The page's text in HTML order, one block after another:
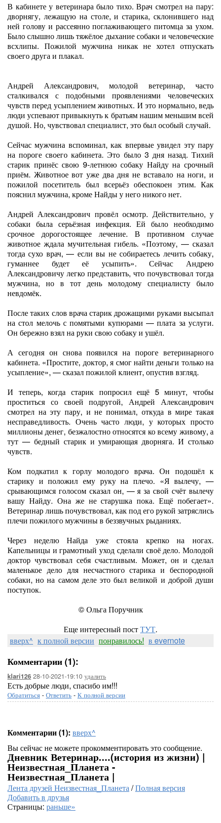
В кабинете у ветеринара было тихо. Врач смотрел на пару:
дворнягу, лежащую на столе, и старика, склонившего над
ней голову и рассеянно поглаживающего питомца за ухом.
Было слышно лишь тяжёлое дыхание собаки и человеческие
всхлипы. Пожилой мужчина никак не хотел отпускать
своего друга и плакал.
Андрей Александрович, молодой ветеринар, часто
сталкивался с подобными проявлениями человеческих
чувств перед усыплением животных. И это нормально, ведь
люди успевают привыкнуть к братьям нашим меньшим всей
душой. Но, чувствовал специалист, это был особый случай.
Сейчас мужчина вспоминал, как впервые увидел эту пару
на пороге своего кабинета. Это было 3 дня назад. Тихий
старик принёс свою 9-летнюю собаку Найду на срочный
приём. Животное вот уже два дня не вставало на ноги, и
пожилой посетитель был всерьёз обеспокоен этим. Как
пояснил мужчина, кроме Найды у него никого нет.
Андрей Александрович провёл осмотр. Действительно, у
собаки была серьёзная инфекция. Ей было необходимо
срочное дорогостоящее лечение. В противном случае
животное ждала мучительная гибель. «Поэтому, — сказал
тогда сухо врач, — если вы не собираетесь лечить собаку,
гуманнее будет её усыпить». Сейчас Андрею
Александровичу легко представить, что почувствовал тогда
мужчина, но в тот день молодому специалисту было
невдомёк.
После таких слов врача старик дрожащими руками высыпал
на стол мелочь с помятыми купюрами — плата за услуги.
Он бережно взял на руки свою собаку и ушёл.
А сегодня он снова появился на пороге ветеринарного
кабинета. «Простите, доктор, я смог найти деньги только на
усыпление», — сказал пожилой клиент, опустив взгляд.
И теперь, когда старик попросил ещё 5 минут, чтобы
проститься со своей подругой, Андрей Александрович
смотрел на эту пару, и не понимал, откуда в мире такая
несправедливость. Очень часто люди, у которых просто
миллионы денег, безжалостно относятся ко всему живому, а
тут — бедный старик и умирающая дворняга. И столько
чувств.
Ком подкатил к горлу молодого врача. Он подошёл к
старику и положил ему руку на плечо. «Я вылечу, —
срывающимся голосом сказал он, — я за свой счёт вылечу
вашу Найду. Она же не старушка пока. Ещё побегает».
Ветеринар лишь почувствовал, как под его рукой затряслись
плечи пожилого мужчины в беззвучных рыданиях.
Через неделю Найда уже стояла крепко на ногах.
Капельницы и грамотный уход сделали своё дело. Молодой
доктор чувствовал себя счастливым. Может, он и сделал
маленькое дело для несчастного старика и беспородной
собаки, но на самом деле это был великой и доброй души
поступок.
©️ Ольга Поручник
Еще интересный постТУТ.
вверх^ к полной версии понравилось! в evernote
Комментарии (1):
klari126 28-10-2021-19:10 удалить
Есть добрые люди, спасибо им!!!
Обратиться - Ответить - К полной версии
Комментарии (1): вверх^
Вы сейчас не можете прокомментировать это сообщение.
Дневник Ветеринар....(история из жизни) |
Неизвестная_Планета -
Неизвестная_Планета |
Лента друзей Неизвестная_Планета/Полная версия
Добавить в друзья
Страницы: раньше»